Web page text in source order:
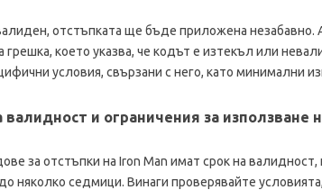
отстъпката ще бъде приложена незабавно.
грешка, което указва, че кодът е изтекъл или
условия, свързани с него, като минимални
валидност и ограничения за използване
за отстъпки на Iron Man имат срок на
няколко седмици. Винаги проверявайте